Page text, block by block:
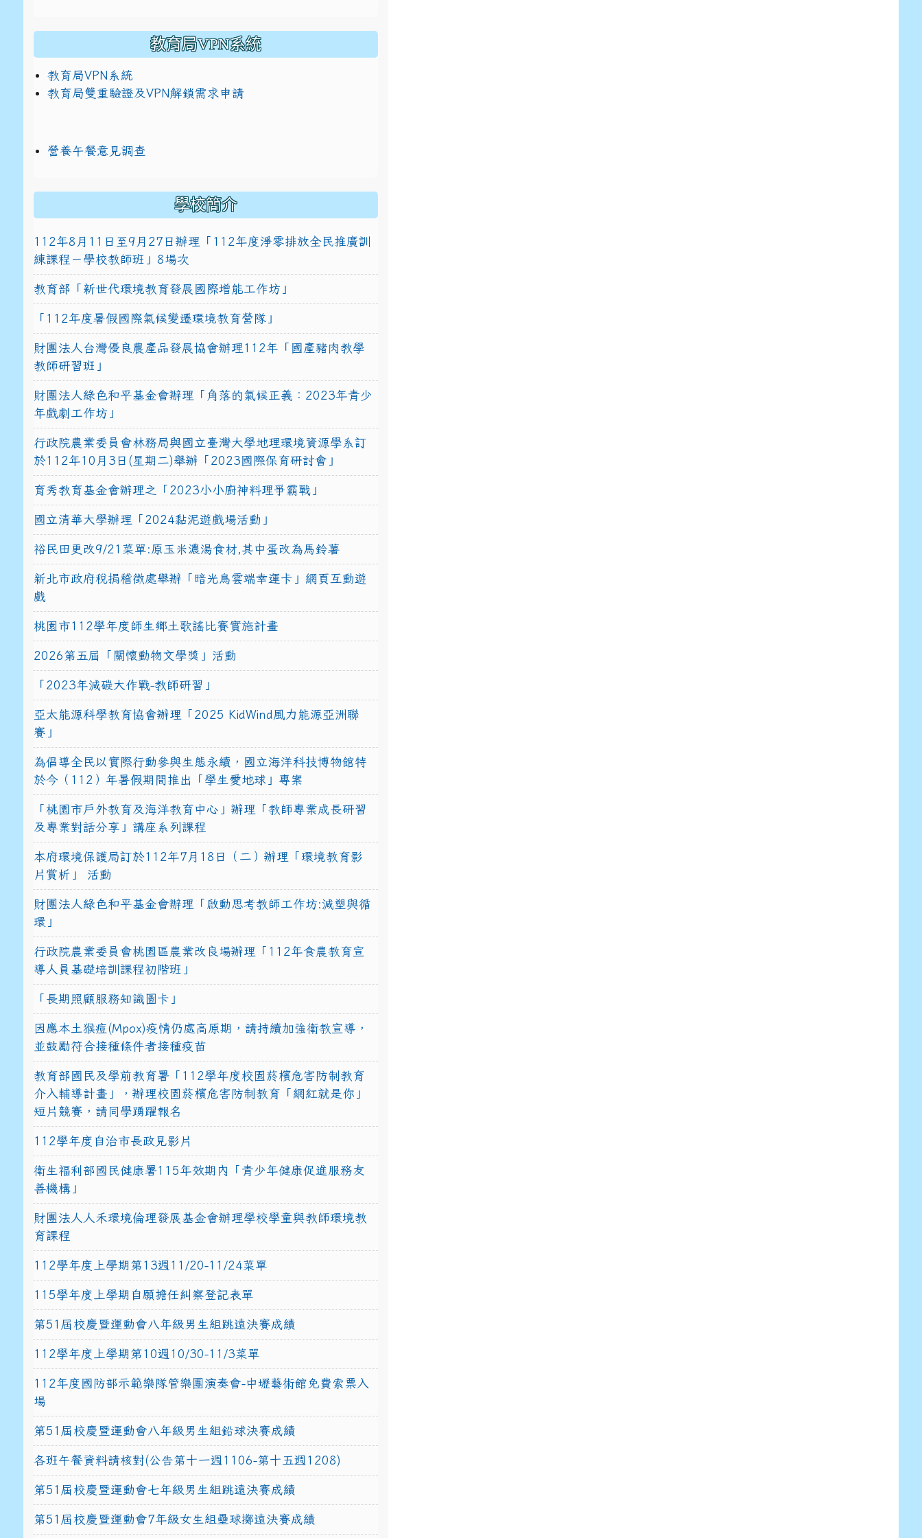
教育局VPN系統
教育局VPN系統
教育局雙重驗證及VPN解鎖需求申請
營養午餐意見調查
學校簡介
112年8月11日至9月27日辦理「112年度淨零排放全民推廣訓
練課程－學校教師班」8場次
教育部「新世代環境教育發展國際增能工作坊」
「112年度暑假國際氣候變遷環境教育營隊」
財團法人台灣優良農產品發展協會辦理112年「國產豬肉教學
教師研習班」
財團法人綠色和平基金會辦理「角落的氣候正義：2023年青少
年戲劇工作坊」
行政院農業委員會林務局與國立臺灣大學地理環境資源學系訂
於112年10月3日(星期二)舉辦「2023國際保育研討會」
育秀教育基金會辦理之「2023小小廚神料理爭霸戰」
國立清華大學辦理「2024黏泥遊戲場活動」
裕民田更改9/21菜單:原玉米濃湯食材,其中蛋改為馬鈴薯
新北市政府稅捐稽徵處舉辦「暗光鳥雲端幸運卡」網頁互動遊
戲
桃園市112學年度師生鄉土歌謠比賽實施計畫
2026第五屆「關懷動物文學獎」活動
「2023年減碳大作戰-教師研習」
亞太能源科學教育協會辦理「2025 KidWind風力能源亞洲聯
賽」
為倡導全民以實際行動參與生態永續，國立海洋科技博物館特
於今（112）年暑假期間推出「學生愛地球」專案
「桃園市戶外教育及海洋教育中心」辦理「教師專業成長研習
及專業對話分享」講座系列課程
本府環境保護局訂於112年7月18日（二）辦理「環境教育影
片賞析」 活動
財團法人綠色和平基金會辦理「啟動思考教師工作坊:減塑與循
環」
行政院農業委員會桃園區農業改良場辦理「112年食農教育宣
導人員基礎培訓課程初階班」
「長期照顧服務知識圖卡」
因應本土猴痘(Mpox)疫情仍處高原期，請持續加強衛教宣導，
並鼓勵符合接種條件者接種疫苗
教育部國民及學前教育署「112學年度校園菸檳危害防制教育
介入輔導計畫」，辦理校園菸檳危害防制教育「網紅就是你」
短片競賽，請同學踴躍報名
112學年度自治市長政見影片
衛生福利部國民健康署115年效期內「青少年健康促進服務友
善機構」
財團法人人禾環境倫理發展基金會辦理學校學童與教師環境教
育課程
112學年度上學期第13週11/20-11/24菜單
115學年度上學期自願擔任糾察登記表單
第51屆校慶暨運動會八年級男生組跳遠決賽成績
112學年度上學期第10週10/30-11/3菜單
112年度國防部示範樂隊管樂團演奏會-中壢藝術館免費索票入
場
第51屆校慶暨運動會八年級男生組鉛球決賽成績
各班午餐資料請核對(公告第十一週1106-第十五週1208)
第51屆校慶暨運動會七年級男生組跳遠決賽成績
第51屆校慶暨運動會7年級女生組壘球擲遠決賽成績